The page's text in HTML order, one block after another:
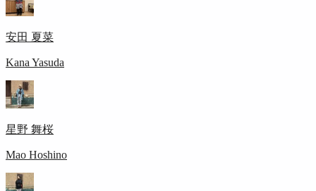
安田 夏菜
Kana Yasuda
星野 舞桜
Mao Hoshino